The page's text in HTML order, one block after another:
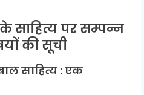
साहित्य पर सम्पन्न
की सूची
साहित्य : एक